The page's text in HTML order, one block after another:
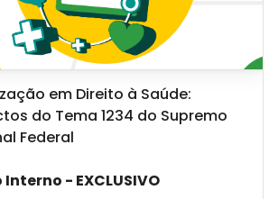
cours
coursem Direito à Saúde:
do Tema 1234 do Supremo
Federal
Interno - EXCLUSIVO